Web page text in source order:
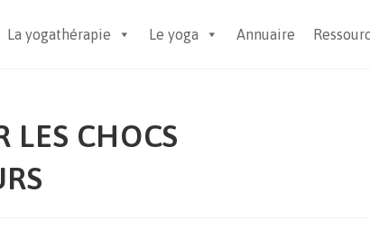
La yogathérapie Le yoga Annuaire
LES CHOCS